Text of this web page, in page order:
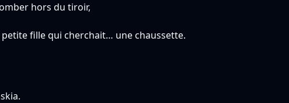
hors du tiroir,
petite fille qui cherchait… une chaussette.